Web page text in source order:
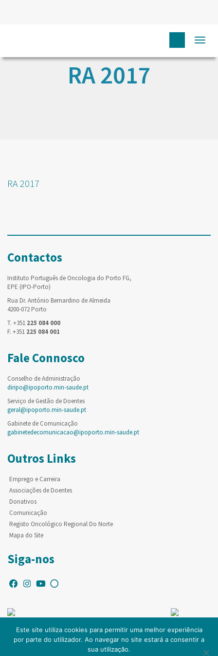
RA 2017
RA 2017
Contactos
Instituto Português de Oncologia do Porto FG,
EPE (IPO-Porto)
Rua Dr. António Bernardino de Almeida
4200-072 Porto
T. +351 225 084 000
F. +351 225 084 001
Fale Connosco
Conselho de Administração
diripo@ipoporto.min-saude.pt
Serviço de Gestão de Doentes
geral@ipoporto.min-saude.pt
Gabinete de Comunicação
gabinetedecomunicacao@ipoporto.min-saude.pt
Outros Links
Emprego e Carreira
Associações de Doentes
Donativos
Comunicação
Registo Oncológico Regional Do Norte
Mapa do Site
Siga-nos
© Copyright IPO-PORTO. Todos os direitos reservados.
Este site utiliza cookies para permitir uma melhor experiência
por parte do utilizador. Ao navegar no site estará a consentir a
sua utilização.